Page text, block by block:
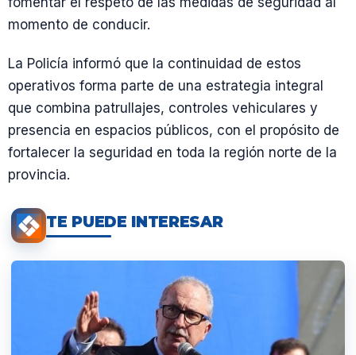
momento de conducir.
La Policía informó que la continuidad de estos
operativos forma parte de una estrategia integral
que combina patrullajes, controles vehiculares y
presencia en espacios públicos, con el propósito de
fortalecer la seguridad en toda la región norte de la
provincia.
TE PUEDE INTERESAR